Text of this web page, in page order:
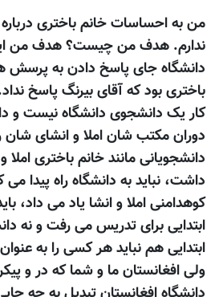
من به احساسات خانم باختری
ندارم. هدف من چيست؟ هدف من
دانشگاه جای پاسخ دادن به پرسش
باختری بود که آقای بيرنگ پاسخ
کار يک دانشجوی دانشگاه نيست و
دوران مکتب شان املا و انشای شان
دانشجويانی مانند خانم باختری
داشت، نبايد به دانشگاه راه پيدا می
کوهدامنی املا و انشا ياد می داد،
ابتدايی برای تدريس می رفت و نه
ابتدايی هم نبايد هر کسی را به
ولی افغانستان ما و شما که در و